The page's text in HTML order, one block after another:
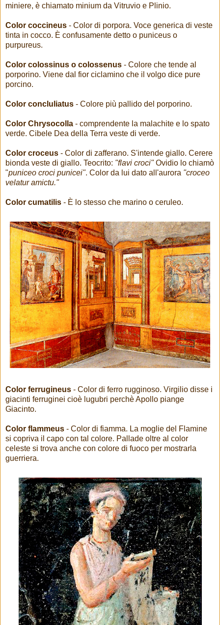
miniere, è chiamato minium da Vitruvio e Plinio.
Color coccineus - Color di porpora. Voce generica di veste
tinta in cocco. È confusamente detto o puniceus o
purpureus.
Color colossinus o colossenus - Colore che tende al
porporino. Viene dal fior ciclamino che il volgo dice pure
porcino.
Color concluliatus - Colore più pallido del porporino.
Color Chrysocolla - comprendente la malachite e lo spato
verde. Cibele Dea della Terra veste di verde.
Color croceus - Color di zafferano. S'intende giallo. Cerere
bionda veste di giallo. Teocrito: "flavi croci"Ovidio lo chiamò
"puniceo croci punicei". Color da lui dato all'aurora "croceo
velatur amictu."
Color cumatilis - È lo stesso che marino o ceruleo.
Color ferrugineus - Color di ferro rugginoso. Virgilio disse i
giacinti ferruginei cioè lugubri perchè Apollo piange
Giacinto.
Color flammeus - Color di fiamma. La moglie del Flamine
si copriva il capo con tal colore. Pallade oltre al color
celeste si trova anche con colore di fuoco per mostrarla
guerriera.